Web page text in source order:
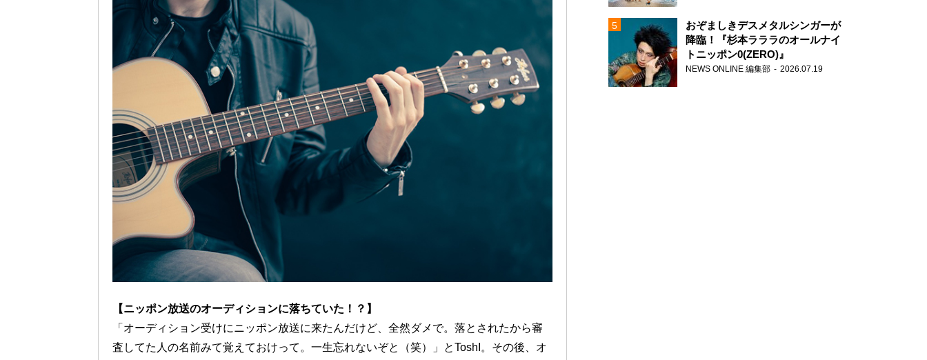
【ニッポン放送のオーディションに落ちていた！？】
「オーディション受けにニッポン放送に来たんだけど、全然ダメで。落とされたから審
査してた人の名前みて覚えておけって。一生忘れないぞと（笑）」とToshI。その後、オ
おぞましきデスメタルシンガーが
降臨！『杉本ラララのオールナイ
トニッポン0(ZERO)』
NEWS ONLINE 編集部 2026.07.19